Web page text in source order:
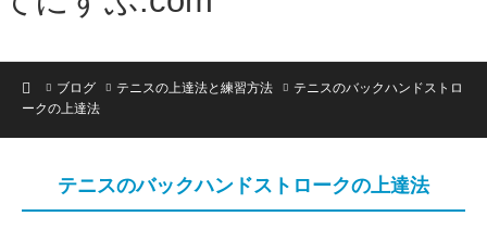
ホームブログ テニスの上達法と練習方法
テニスのバックハンドストロ
ークの上達法
テニスのバックハンドストロークの上達法